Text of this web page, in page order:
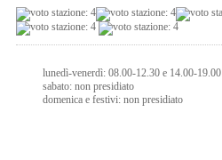
lunedì-venerdì: 08.00-12.30 e 14.00-19.00
sabato: non presidiato
domenica e festivi: non presidiato